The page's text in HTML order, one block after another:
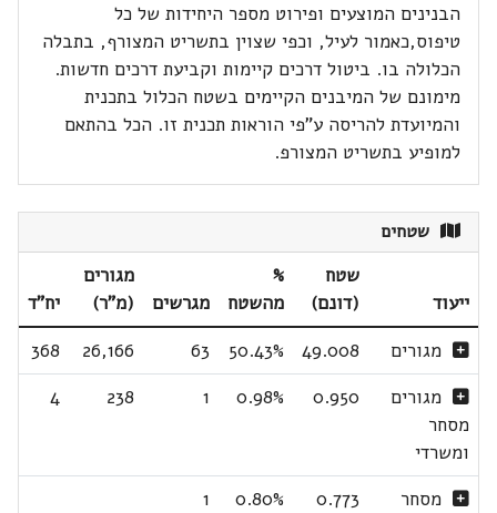
הבנינים המוצעים ופירוט מספר היחידות של כל
טיפוס,כאמור לעיל, וכפי שצוין בתשריט המצורף, בתבלה
הכלולה בו. ביטול דרכים קיימות וקביעת דרכים חדשות.
מימונם של המיבנים הקיימים בשטח הכלול בתכנית
והמיועדת להריסה ע"פי הוראות תכנית זו. הכל בהתאם
למופיע בתשריט המצורפ.
שטחים
ייעוד
שטח
(דונם)
%
מהשטח
מגרשים
מגורים
(מ"ר)
יח"ד
מגורים
49.008
50.43%
63
26,166
368
מגורים
מסחר
ומשרדי
0.950
0.98%
1
238
4
מסחר
0.773
0.80%
1